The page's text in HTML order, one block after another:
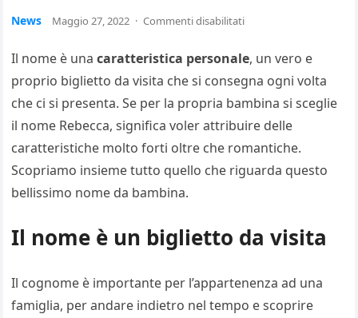
News Maggio 27, 2022 · Commenti disabilitati
Il nome è una caratteristica personale, un vero e
proprio biglietto da visita che si consegna ogni volta
che ci si presenta. Se per la propria bambina si sceglie
il nome Rebecca, significa voler attribuire delle
caratteristiche molto forti oltre che romantiche.
Scopriamo insieme tutto quello che riguarda questo
bellissimo nome da bambina.
Il nome è un biglietto da visita
Il cognome è importante per l’appartenenza ad una
famiglia, per andare indietro nel tempo e scoprire